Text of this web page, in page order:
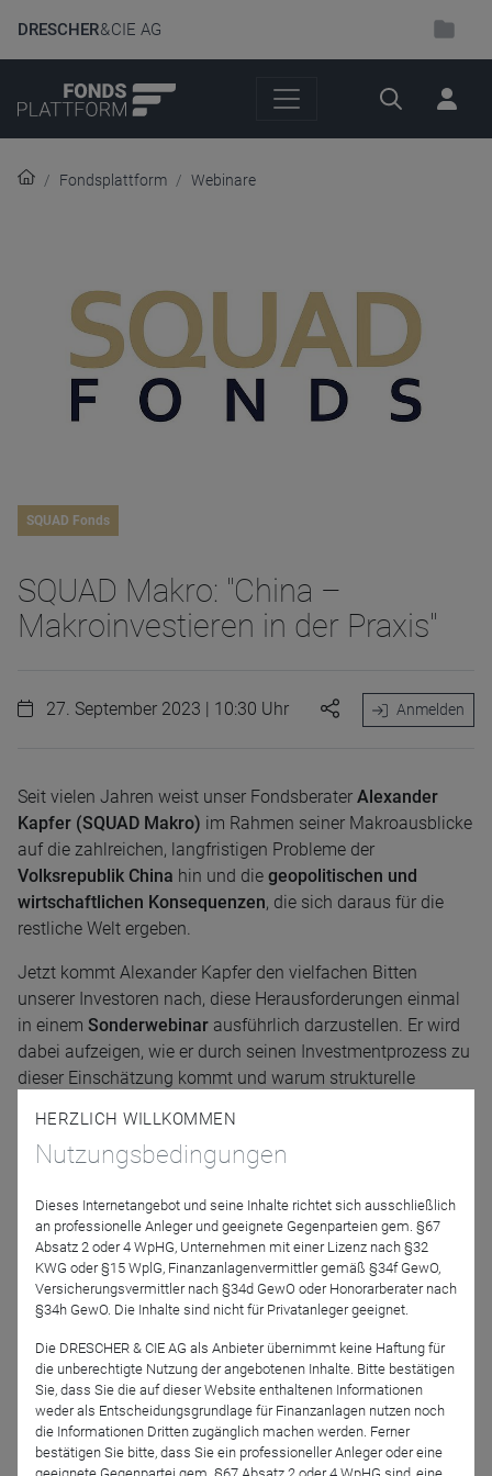
DRESCHER& CIE AG
Suche
Fondsplattform Webinare
SQUAD Fonds
SQUAD Makro: "China –
Makroinvestieren in der Praxis"
27. September 2023 | 10:30 Uhr Anmelden
Seit vielen Jahren weist unser Fondsberater Alexander
Kapfer (SQUAD Makro) im Rahmen seiner Makroausblicke
auf die zahlreichen, langfristigen Probleme der
Volksrepublik China hin und die geopolitischen und
wirtschaftlichen Konsequenzen, die sich daraus für die
restliche Welt ergeben.
Jetzt kommt Alexander Kapfer den vielfachen Bitten
unserer Investoren nach, diese Herausforderungen einmal
in einem Sonderwebinar ausführlich darzustellen. Er wird
dabei aufzeigen, wie er durch seinen Investmentprozess zu
dieser Einschätzung kommt und warum strukturelle
letztlich dielangfristige Entwicklung
bestimmen.
Melden Sie sich jetzt zu unserem Webinar„China –
Makroinvestieren in der Praxis“an und seien Sie gespannt
auf denEinblick in den Maschinenraum eines
Makroinvestmentprozesses.
Referenten
HERZLICH WILLKOMMEN
Nutzungsbedingungen
Dieses Internetangebot und seine Inhalte richtet sich ausschließlich
an professionelle Anleger und geeignete Gegenparteien gem. §67
Absatz 2 oder 4 WpHG, Unternehmen mit einer Lizenz nach §32
KWG oder §15 WplG, Finanzanlagenvermittler gemäß §34f GewO,
Versicherungsvermittler nach §34d GewO oder Honorarberater nach
§34h GewO. Die Inhalte sind nicht für Privatanleger geeignet.
Die DRESCHER & CIE AG als Anbieter übernimmt keine Haftung für
die unberechtigte Nutzung der angebotenen Inhalte. Bitte bestätigen
Sie, dass Sie die auf dieser Website enthaltenen Informationen
weder als Entscheidungsgrundlage für Finanzanlagen nutzen noch
die Informationen Dritten zugänglich machen werden. Ferner
bestätigen Sie bitte, dass Sie ein professioneller Anleger oder eine
geeignete Gegenpartei gem. §67 Absatz 2 oder 4 WpHG sind, eine